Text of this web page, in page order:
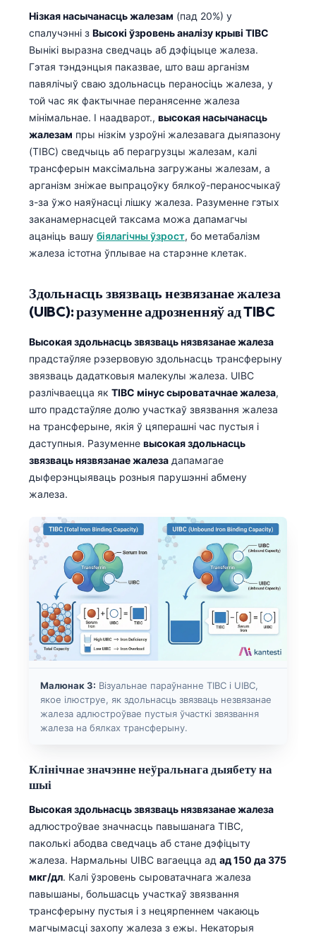
Нізкая насычанасць жалезам (пад 20%) у
спалучэнні з Высокі ўзровень аналізу крыві TIBC
Вынікі выразна сведчаць аб дэфіцыце жалеза.
Гэтая тэндэнцыя паказвае, што ваш арганізм
павялічыў сваю здольнасць пераносіць жалеза, у
той час як фактычнае перанясенне жалеза
мінімальнае. І наадварот., высокая насычанасць
жалезам пры нізкім узроўні жалезавага дыяпазону
(TIBC) сведчыць аб перагрузцы жалезам, калі
трансферын максімальна загружаны жалезам, а
арганізм зніжае выпрацоўку бялкоў-пераносчыкаў
з-за ўжо наяўнасці лішку жалеза. Разуменне гэтых
заканамернасцей таксама можа дапамагчы
ацаніць вашу біялагічны ўзрост, бо метабалізм
жалеза істотна ўплывае на старэнне клетак.
Здольнасць звязваць незвязанае жалеза
(UIBC): разуменне адрозненняў ад TIBC
Высокая здольнасць звязваць нязвязанае жалеза
прадстаўляе рэзервовую здольнасць трансферыну
звязваць дадатковыя малекулы жалеза. UIBC
разлічваецца як TIBC мінус сыроватачнае жалеза,
што прадстаўляе долю участкаў звязвання жалеза
на трансферыне, якія ў цяперашні час пустыя і
даступныя. Разуменне высокая здольнасць
звязваць нязвязанае жалеза дапамагае
дыферэнцыяваць розныя парушэнні абмену
жалеза.
Малюнак 3: Візуальнае параўнанне TIBC і UIBC,
якое ілюструе, як здольнасць звязваць незвязанае
жалеза адлюстроўвае пустыя ўчасткі звязвання
жалеза на бялках трансферыну.
Клінічнае значэнне неўральнага дыябету на
шыі
Высокая здольнасць звязваць нязвязанае жалеза
адлюстроўвае значнасць павышанага TIBC,
паколькі абодва сведчаць аб стане дэфіцыту
жалеза. Нармальны UIBC вагаецца ад ад 150 да 375
мкг/дл. Калі ўзровень сыроватачнага жалеза
павышаны, большасць участкаў звязвання
трансферыну пустыя і з нецярпеннем чакаюць
магчымасці захопу жалеза з ежы. Некаторыя